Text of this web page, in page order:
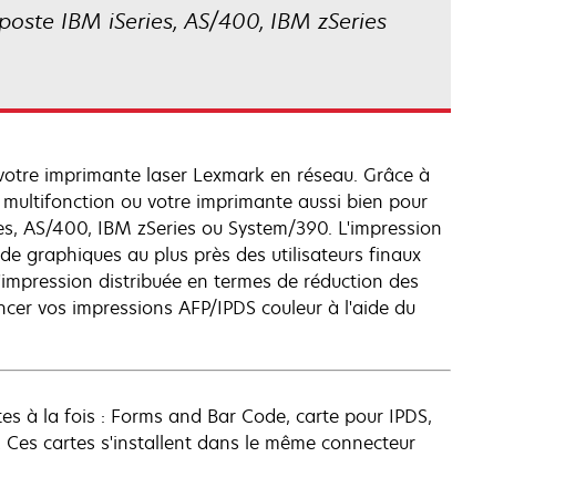
IBM iSeries, AS/400, IBM zSeries
imprimante laser Lexmark en réseau. Grâce à
ou votre imprimante aussi bien pour
AS/400, IBM zSeries ou System/390. L'impression
graphiques au plus près des utilisateurs finaux
distribuée en termes de réduction des
vos impressions AFP/IPDS couleur à l'aide du
à la fois : Forms and Bar Code, carte pour IPDS,
Ces cartes s'installent dans le même connecteur